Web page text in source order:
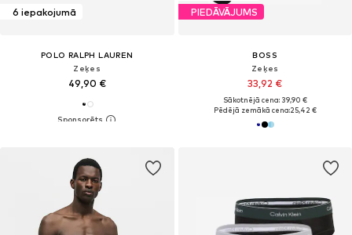
6 iepakojumā
POLO RALPH LAUREN
Zeķes
49,90 €
PIEDĀVĀJUMS
BOSS
Zeķes
33,92 €
Sākotnējā cena: 39,90 €
Pēdējā zemākā cena:25,42 €